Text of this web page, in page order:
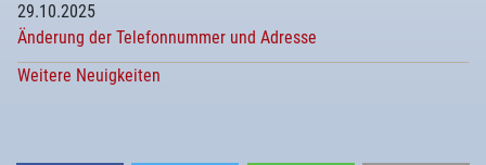
29.10.2025
Änderung der Telefonnummer und Adresse
Weitere Neuigkeiten